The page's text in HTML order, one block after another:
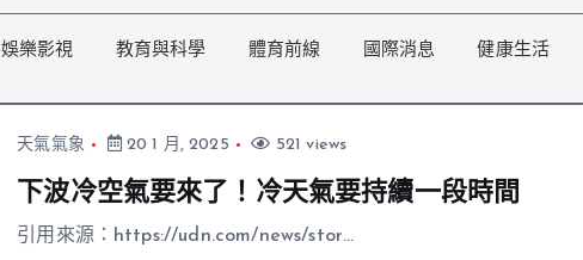
娛樂影視 教育與科學 體育前線 國際消息 健康生活
天氣氣象 20 1 月, 2025 521 views
下波冷空氣要來了！冷天氣要持續一段時間
引用來源：https://udn.com/news/stor…